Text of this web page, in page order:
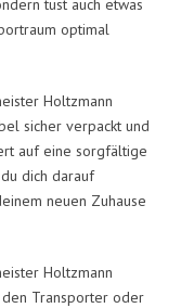
tust auch etwas
optimal
Holtzmann
sicher verpackt und
auf eine sorgfältige
dich darauf
neuen Zuhause
Holtzmann
Transporter oder